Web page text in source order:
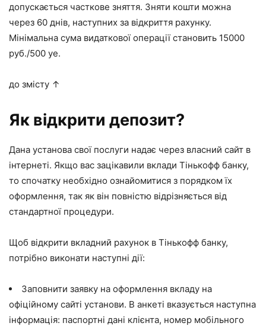
допускається часткове зняття. Зняти кошти можна
через 60 днів, наступних за відкриття рахунку.
Мінімальна сума видаткової операції становить 15000
руб./500 уе.
до змісту ↑
Як відкрити депозит?
Дана установа свої послуги надає через власний сайт в
інтернеті. Якщо вас зацікавили вклади Тінькофф банку,
то спочатку необхідно ознайомитися з порядком їх
оформлення, так як він повністю відрізняється від
стандартної процедури.
Щоб відкрити вкладний рахунок в Тінькофф банку,
потрібно виконати наступні дії:
Заповнити заявку на оформлення вкладу на
офіційному сайті установи. В анкеті вказується наступна
інформація: паспортні дані клієнта, номер мобільного